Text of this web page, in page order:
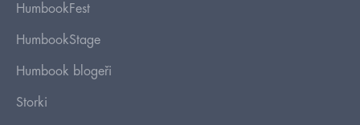
HumbookFest
HumbookStage
Humbook blogeři
Storki